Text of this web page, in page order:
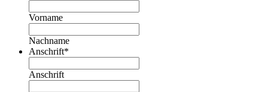
Vorname
Nachname
Anschrift*
Anschrift